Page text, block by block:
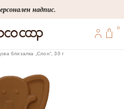
надпис.
0
близалка „Слон“, 30 г